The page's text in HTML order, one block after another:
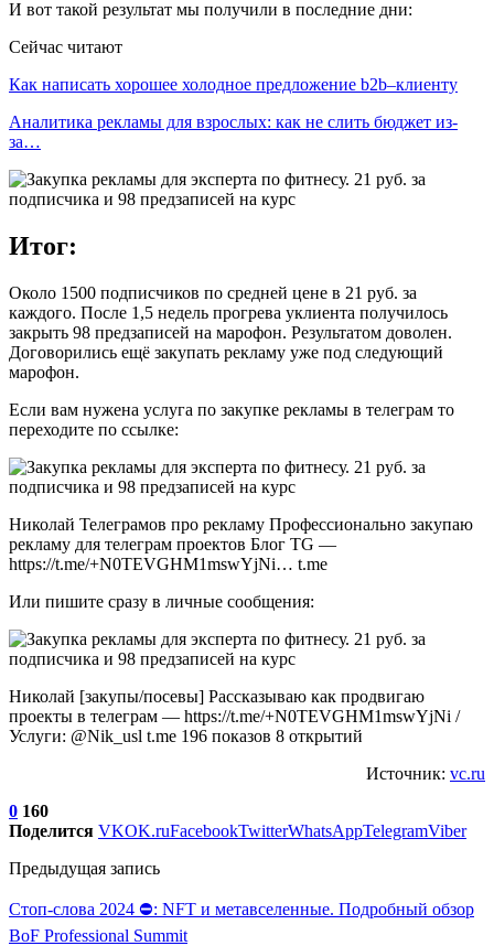
И вот такой результат мы получили в последние дни:
Сейчас читают
Как написать хорошее холодное предложение b2b–клиенту
Аналитика рекламы для взрослых: как не слить бюджет из-
за…
Итог:
Около 1500 подписчиков по средней цене в 21 руб. за
каждого. После 1,5 недель прогрева уклиента получилось
закрыть 98 предзаписей на марофон. Результатом доволен.
Договорились ещё закупать рекламу уже под следующий
марофон.
Если вам нужена услуга по закупке рекламы в телеграм то
переходите по ссылке:
Николай Телеграмов про рекламу Профессионально закупаю
рекламу для телеграм проектов Блог TG —
https://t.me/+N0TEVGHM1mswYjNi… t.me
Или пишите сразу в личные сообщения:
Николай [закупы/посевы] Рассказываю как продвигаю
проекты в телеграм — https://t.me/+N0TEVGHM1mswYjNi /
Услуги: @Nik_usl t.me 196 показов 8 открытий
Источник: vc.ru
0 160
Поделится VKOK.ruFacebookTwitterWhatsAppTelegramViber
Предыдущая запись
Стоп-слова 2024 ⛔: NFT и метавселенные. Подробный обзор
BoF Professional Summit